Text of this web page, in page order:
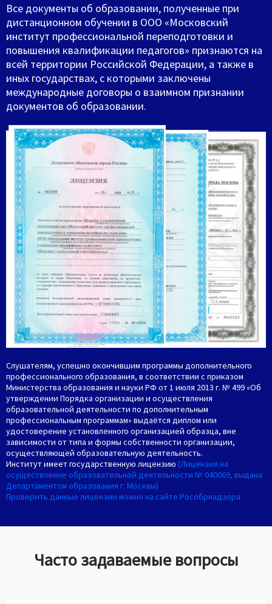
Все документы об образовании, полученные при
дистанционном обучении в ООО «Московский
институт профессиональной переподготовки и
повышения квалификации педагогов» признаются на
всей территории Российской Федерации, а также в
иных государствах, с которыми заключены
международные договоры о взаимном признании
документов об образовании.
Слушателям, успешно окончившим программы дополнительного
профессионального образования, в соответствии с приказом
Министерства образования и науки РФ от 1 июля 2013 г. № 499 «Об
утверждении Порядка организации и осуществления
образовательной деятельности по дополнительным
профессиональным программам» выдаётся диплом или
удостоверение установленного организацией образца, вне
зависимости от типа и формы собственности организации,
осуществляющей образовательную деятельность.
Институт имеет государственную лицензию (Лицензия на
осуществление образовательной деятельности № 040069, выдана
Департаментом образования г. Москвы)
Проверить данные лицензии можно на сайте Рособрнадзора.
Часто задаваемые вопросы